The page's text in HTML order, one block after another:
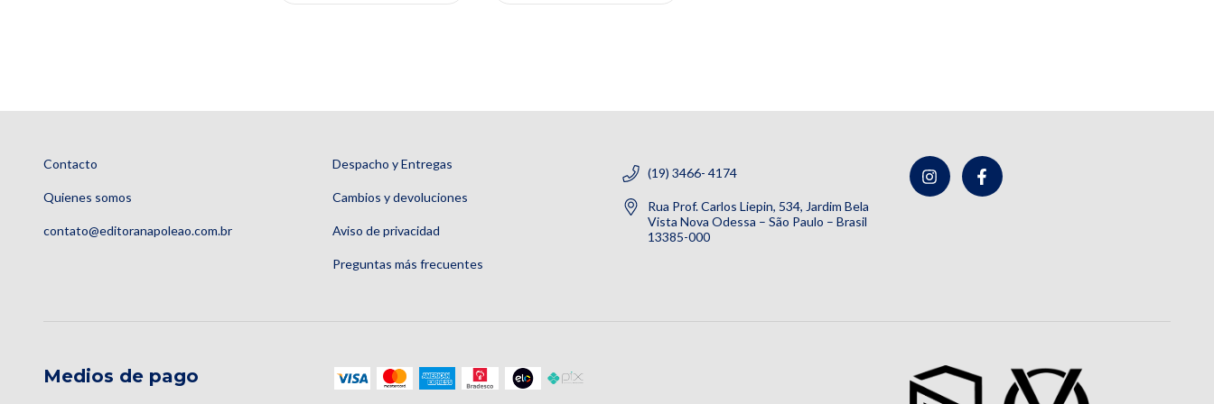
Contacto
Quienes somos
contato@editoranapoleao.com.br
Despacho y Entregas
Cambios y devoluciones
Aviso de privacidad
Preguntas más frecuentes
(19) 3466- 4174
Rua Prof. Carlos Liepin, 534, Jardim Bela
Vista Nova Odessa – São Paulo – Brasil
13385-000
Medios de pago